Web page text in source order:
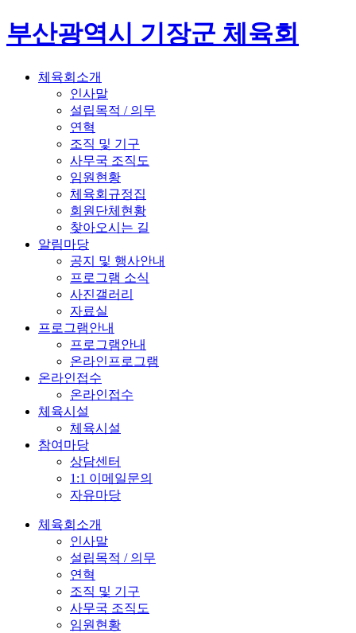
부산광역시 기장군 체육회
체육회소개
인사말
설립목적 / 의무
연혁
조직 및 기구
사무국 조직도
임원현황
체육회규정집
회원단체현황
찾아오시는 길
알림마당
공지 및 행사안내
프로그램 소식
사진갤러리
자료실
프로그램안내
프로그램안내
온라인프로그램
온라인접수
온라인접수
체육시설
체육시설
참여마당
상담센터
1:1 이메일문의
자유마당
체육회소개
인사말
설립목적 / 의무
연혁
조직 및 기구
사무국 조직도
임원현황